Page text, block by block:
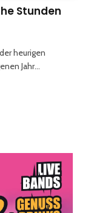
Stunden
heurigen
Jahr…